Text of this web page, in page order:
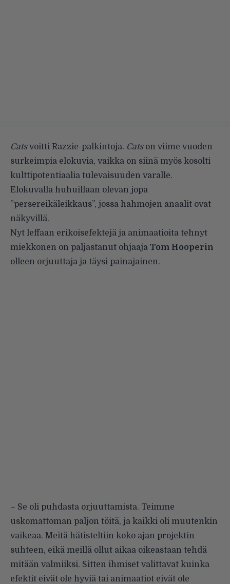
Catsvoitti Razzie-palkintoja. Catson viime vuoden
surkeimpia elokuvia, vaikka on siinä myös kosolti
kulttipotentiaalia tulevaisuuden varalle.
Elokuvalla huhuillaan olevan jopa
”persereikäleikkaus”, jossa hahmojen anaalit ovat
näkyvillä.
Nyt leffaan erikoisefektejä ja animaatioita tehnyt
miekkonen on paljastanut ohjaaja Tom Hooperin
olleen orjuuttaja ja täysi painajainen.
– Se oli puhdasta orjuuttamista. Teimme
uskomattoman paljon töitä, ja kaikki oli muutenkin
vaikeaa. Meitä hätisteltiin koko ajan projektin
suhteen, eikä meillä ollut aikaa oikeastaan tehdä
mitään valmiiksi. Sitten ihmiset valittavat kuinka
efektit eivät ole hyviä tai animaatiot eivät ole